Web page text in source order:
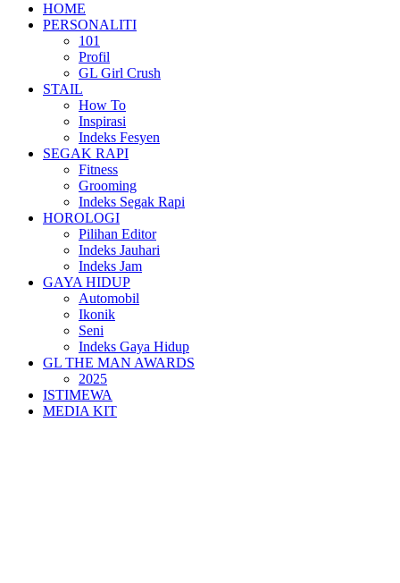
HOME
PERSONALITI
101
Profil
GL Girl Crush
STAIL
How To
Inspirasi
Indeks Fesyen
SEGAK RAPI
Fitness
Grooming
Indeks Segak Rapi
HOROLOGI
Pilihan Editor
Indeks Jauhari
Indeks Jam
GAYA HIDUP
Automobil
Ikonik
Seni
Indeks Gaya Hidup
GL THE MAN AWARDS
2025
ISTIMEWA
MEDIA KIT